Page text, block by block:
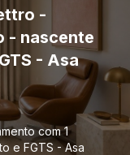
-
- nascente
- Asa
com 1
e FGTS - Asa